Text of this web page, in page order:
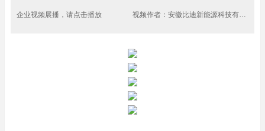
企业视频展播，请点击播放 视频作者：安徽比迪新能源科技有限公司